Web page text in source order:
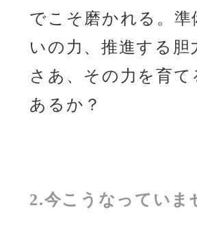
でこそ磨かれる。準
いの力、推進する胆
さあ、その力を育て
あるか？
2.今こうなっていま